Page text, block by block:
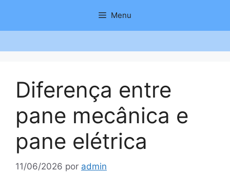
o
Menu
Diferença entre
pane mecânica e
pane elétrica
11/06/2026 por admin